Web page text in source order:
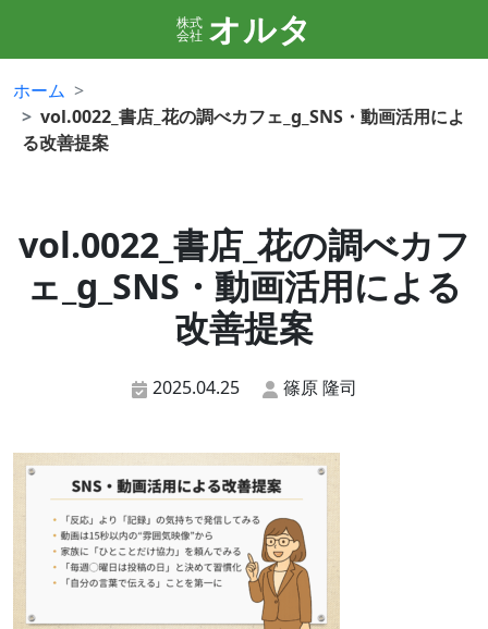
株式
会社 オルタ
ホーム
vol.0022_書店_花の調べカフェ_g_SNS・動画活用によ
る改善提案
vol.0022_書店_花の調べカフ
ェ_g_SNS・動画活用による
改善提案
2025.04.25 篠原 隆司